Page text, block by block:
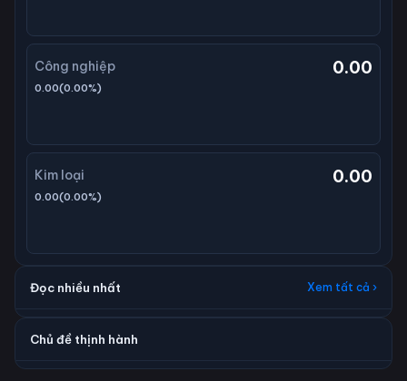
Công nghiệp 0.00
0.00(0.00%)
Kim loại 0.00
0.00(0.00%)
Đọc nhiều nhất Xem tất cả ›
Chủ đề thịnh hành